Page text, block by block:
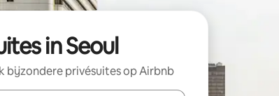
in Seoul
bijzondere privésuites op Airbnb